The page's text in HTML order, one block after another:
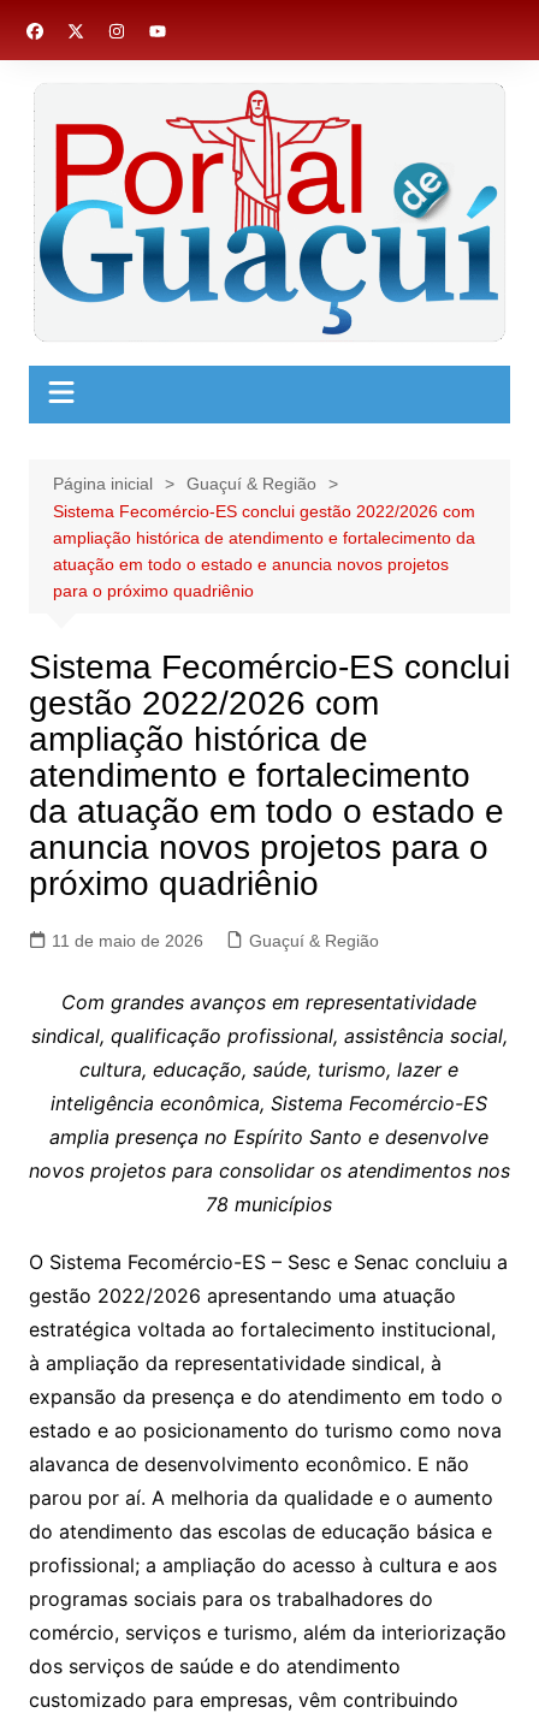
para
Página inicial
Guaçuí & Região
Sistema Fecomércio-ES conclui gestão 2022/2026 com
ampliação histórica de atendimento e fortalecimento da
atuação em todo o estado e anuncia novos projetos
para o próximo quadriênio
Sistema Fecomércio-ES conclui
gestão 2022/2026 com
ampliação histórica de
atendimento e fortalecimento
da atuação em todo o estado e
anuncia novos projetos para o
próximo quadriênio
11 de maio de 2026 Guaçuí & Região
Com grandes avanços em representatividade
sindical, qualificação profissional, assistência social,
cultura, educação, saúde, turismo, lazer e
inteligência econômica, Sistema Fecomércio-ES
amplia presença no Espírito Santo e desenvolve
novos projetos para consolidar os atendimentos nos
78 municípios
O Sistema Fecomércio-ES – Sesc e Senac concluiu a
gestão 2022/2026 apresentando uma atuação
estratégica voltada ao fortalecimento institucional,
à ampliação da representatividade sindical, à
expansão da presença e do atendimento em todo o
estado e ao posicionamento do turismo como nova
alavanca de desenvolvimento econômico. E não
parou por aí. A melhoria da qualidade e o aumento
do atendimento das escolas de educação básica e
profissional; a ampliação do acesso à cultura e aos
programas sociais para os trabalhadores do
comércio, serviços e turismo, além da interiorização
dos serviços de saúde e do atendimento
customizado para empresas, vêm contribuindo